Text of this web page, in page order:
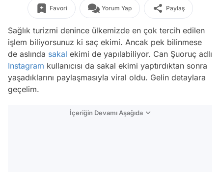
Favori Yorum Yap Paylaş
Sağlık turizmi denince ülkemizde en çok tercih edilen
işlem biliyorsunuz ki saç ekimi. Ancak pek bilinmese
de aslında sakal ekimi de yapılabiliyor. Can Şuoruç adlı
Instagram kullanıcısı da sakal ekimi yaptırdıktan sonra
yaşadıklarını paylaşmasıyla viral oldu. Gelin detaylara
geçelim.
İçeriğin Devamı Aşağıda